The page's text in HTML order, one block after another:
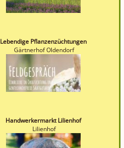
Lebendige Pflanzenzüchtungen
Gärtnerhof Oldendorf
Handwerkermarkt Lilienhof
Lilienhof